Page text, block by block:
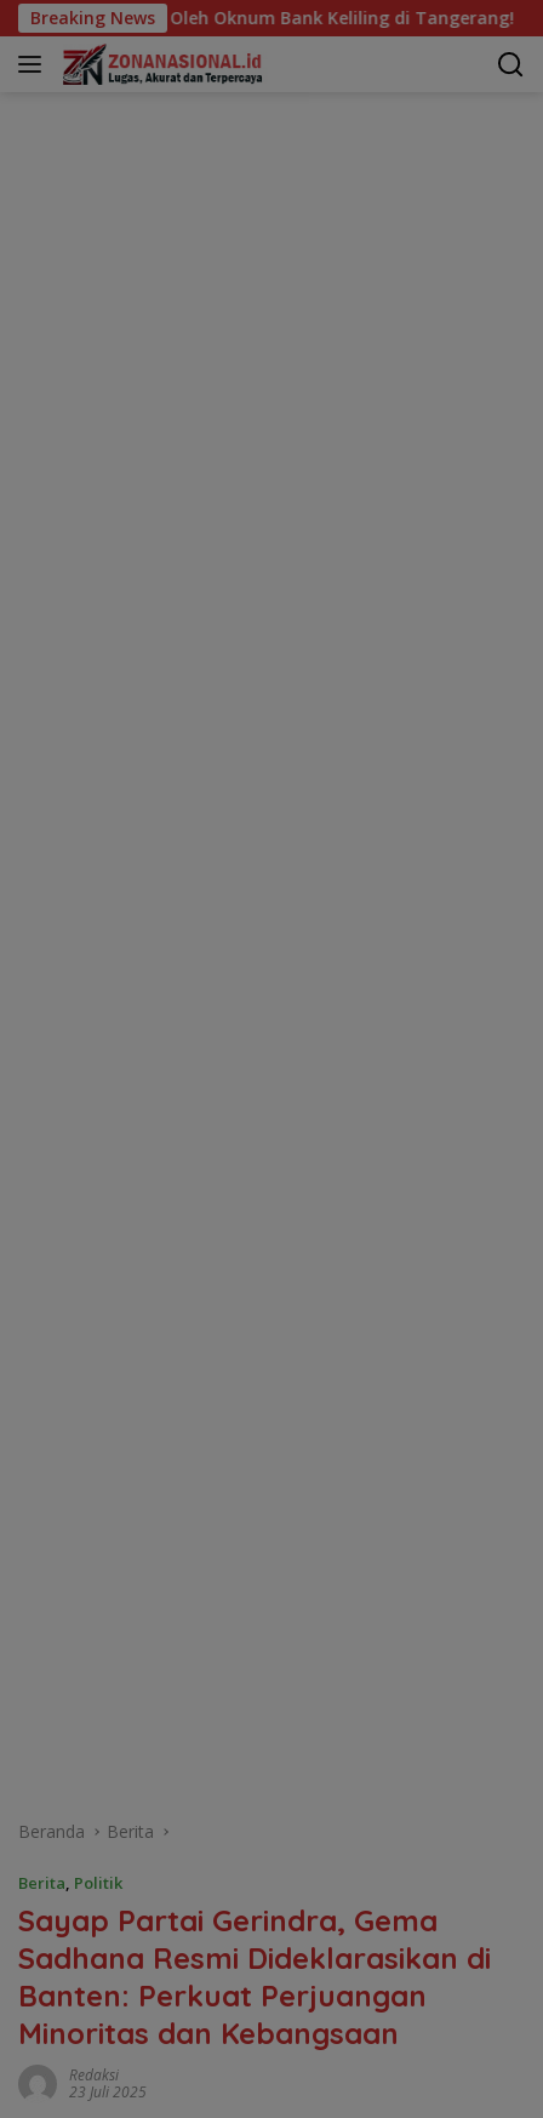
Langsung
ke
konten
Breaking News
Oleh Oknum Bank Keliling di Tangerang! Lomba
Beranda Berita
Berita, Politik
Sayap Partai Gerindra, Gema
Sadhana Resmi Dideklarasikan di
Banten: Perkuat Perjuangan
Minoritas dan Kebangsaan
Redaksi
23 Juli 2025